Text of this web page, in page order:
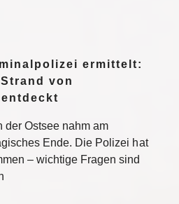
ermittelt:
von
der Ostsee nahm am
Ende. Die Polizei hat
– wichtige Fragen sind